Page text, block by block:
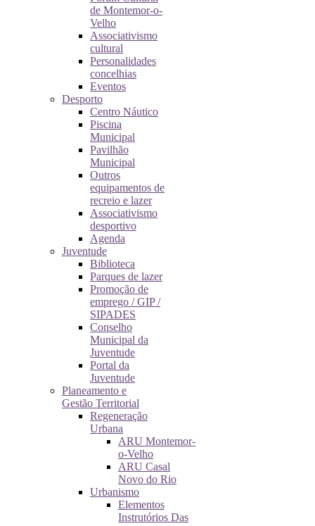
de Montemor-o-
Velho
Associativismo
cultural
Personalidades
concelhias
Eventos
Desporto
Centro Náutico
Piscina
Municipal
Pavilhão
Municipal
Outros
equipamentos de
recreio e lazer
Associativismo
desportivo
Agenda
Juventude
Biblioteca
Parques de lazer
Promoção de
emprego / GIP /
SIPADES
Conselho
Municipal da
Juventude
Portal da
Juventude
Planeamento e
Gestão Territorial
Regeneração
Urbana
ARU Montemor-
o-Velho
ARU Casal
Novo do Rio
Urbanismo
Elementos
Instrutórios Das